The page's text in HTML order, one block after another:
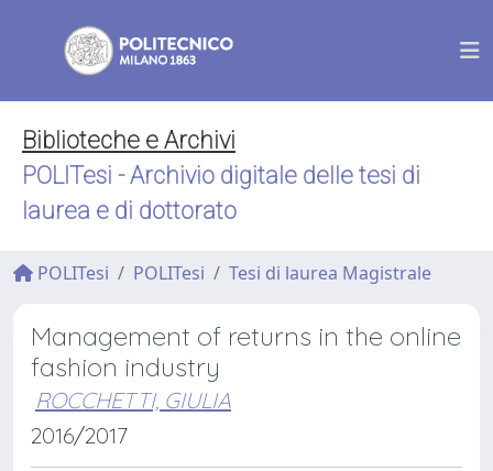
Biblioteche e Archivi
POLITesi - Archivio digitale delle tesi di
laurea e di dottorato
POLITesi POLITesi Tesi di laurea Magistrale
Management of returns in the online
fashion industry
ROCCHETTI, GIULIA
2016/2017